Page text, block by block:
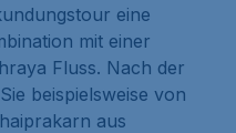
eine
mit einer
Fluss. Nach der
beispielsweise von
aus